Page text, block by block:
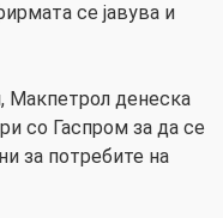
се јавува и
Макпетрол денеска
со Гаспром за да се
за потребите на